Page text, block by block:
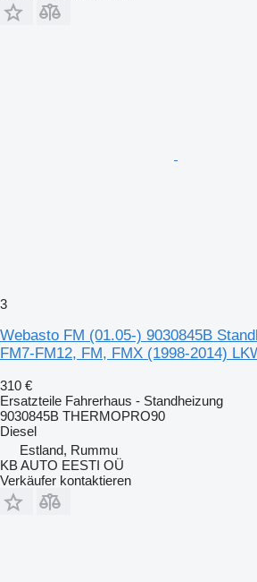
3
Webasto FM (01.05-) 9030845B
FM7-FM12, FM, FMX (1998-2014)
310 €
Ersatzteile Fahrerhaus - Standheizung
9030845B THERMOPRO90
Diesel
Estland, Rummu
KB AUTO EESTI OÜ
Verkäufer kontaktieren